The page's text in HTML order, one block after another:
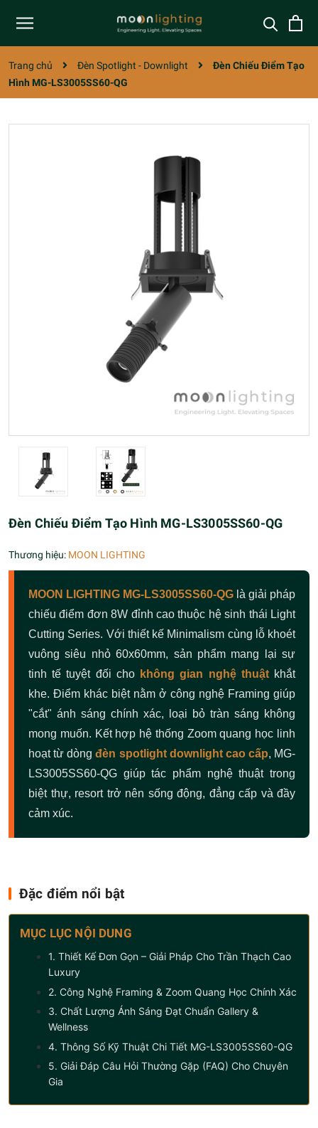
Trang chủ Đèn Spotlight - Downlight
Đèn Chiếu Điểm Tạo
Hình MG-LS3005SS60-QG
Đèn Chiếu Điểm Tạo Hình MG-LS3005SS60-QG
Thương hiệu: MOON LIGHTING
MOON LIGHTING MG-LS3005SS60-QG là giải pháp
chiếu điểm đơn 8W đỉnh cao thuộc hệ sinh thái Light
Cutting Series. Với thiết kế Minimalism cùng lỗ khoét
vuông siêu nhỏ 60x60mm, sản phẩm mang lại sự
tinh tế tuyệt đối cho không gian nghệ thuậtkhắt
khe. Điểm khác biệt nằm ở công nghệ Framing giúp
"cắt" ánh sáng chính xác, loại bỏ tràn sáng không
mong muốn. Kết hợp hệ thống Zoom quang học linh
hoạt từ dòngđèn spotlight downlight cao cấp, MG-
LS3005SS60-QG giúp tác phẩm nghệ thuật trong
biệt thự, resort trở nên sống động, đẳng cấp và đầy
cảm xúc.
Đặc điểm nổi bật
MỤC LỤC NỘI DUNG
1. Thiết Kế Đơn Gọn – Giải Pháp Cho Trần Thạch Cao
Luxury
2. Công Nghệ Framing & Zoom Quang Học Chính Xác
3. Chất Lượng Ánh Sáng Đạt Chuẩn Gallery &
Wellness
4. Thông Số Kỹ Thuật Chi Tiết MG-LS3005SS60-QG
5. Giải Đáp Câu Hỏi Thường Gặp (FAQ) Cho Chuyên
Gia